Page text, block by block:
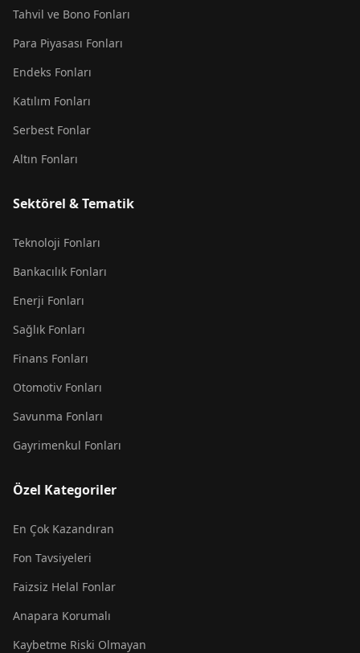
Tahvil ve Bono Fonları
Para Piyasası Fonları
Endeks Fonları
Katılım Fonları
Serbest Fonlar
Altın Fonları
Sektörel & Tematik
Teknoloji Fonları
Bankacılık Fonları
Enerji Fonları
Sağlık Fonları
Finans Fonları
Otomotiv Fonları
Savunma Fonları
Gayrimenkul Fonları
Özel Kategoriler
En Çok Kazandıran
Fon Tavsiyeleri
Faizsiz Helal Fonlar
Anapara Korumalı
Kaybetme Riski Olmayan